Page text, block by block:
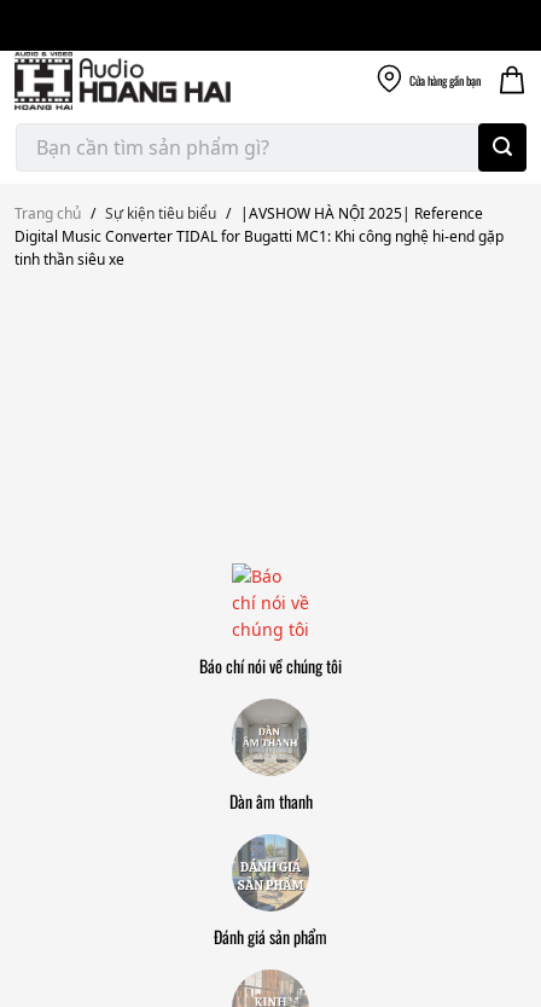
content
Cửa hànggần bạn
Tìm
kiếm:
Trang chủ / Sự kiện tiêu biểu / |AVSHOW HÀ NỘI 2025| Reference
Digital Music Converter TIDAL for Bugatti MC1: Khi công nghệ hi-end gặp
tinh thần siêu xe
Báo chí nói về chúng tôi
Dàn âm thanh
Đánh giá sản phẩm